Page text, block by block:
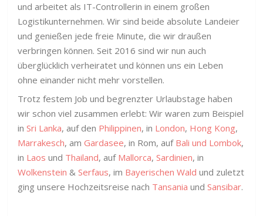
und arbeitet als IT-Controllerin in einem großen
Logistikunternehmen. Wir sind beide absolute Landeier
und genießen jede freie Minute, die wir draußen
verbringen können. Seit 2016 sind wir nun auch
überglücklich verheiratet und können uns ein Leben
ohne einander nicht mehr vorstellen.
Trotz festem Job und begrenzter Urlaubstage haben
wir schon viel zusammen erlebt: Wir waren zum Beispiel
inSri Lanka, auf den Philippinen, in London, Hong Kong,
Marrakesch, amGardasee, in Rom, auf Bali und Lombok,
in Laos und Thailand, auf Mallorca,Sardinien, in
Wolkenstein &Serfaus, im Bayerischen Wald und zuletzt
ging unsere Hochzeitsreise nach Tansania undSansibar.